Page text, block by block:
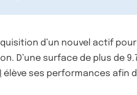
d’un nouvel actif pour
D’une surface de plus de
élève ses performances afin